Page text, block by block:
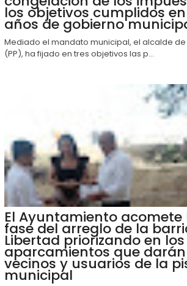
los objetivos cumplidos
años de gobierno
Mediado el mandato municipal, el alcalde de
(PP), ha fijado en tres objetivos las p...
El Ayuntamiento
fase del arreglo de la
Libertad priorizando en los
aparcamientos que
vecinos y usuarios de la
municipal